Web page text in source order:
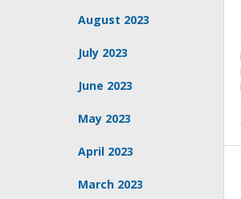
August 2023
July 2023
June 2023
May 2023
April 2023
March 2023